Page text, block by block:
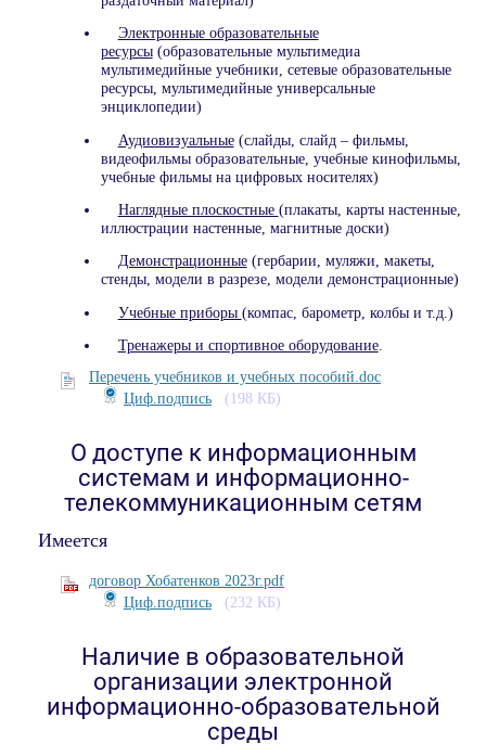
Электронные образовательные
ресурсы(образовательные мультимедиа
мультимедийные учебники, сетевые образовательные
ресурсы, мультимедийные универсальные
энциклопедии)
Аудиовизуальные(слайды, слайд – фильмы,
видеофильмы образовательные, учебные кинофильмы,
учебные фильмы на цифровых носителях)
Наглядные плоскостные (плакаты, карты настенные,
иллюстрации настенные, магнитные доски)
Демонстрационные(гербарии, муляжи, макеты,
стенды, модели в разрезе, модели демонстрационные)
Учебные приборы (компас, барометр, колбы и т.д.)
Тренажеры и спортивное оборудование.
Перечень учебников и учебных пособий.doc
Циф.подпись
(198 КБ)
О доступе к информационным
системам и информационно-
телекоммуникационным сетям
Имеется
договор Хобатенков 2023г.pdf
Циф.подпись
(232 КБ)
Наличие в образовательной
организации электронной
информационно-образовательной
среды